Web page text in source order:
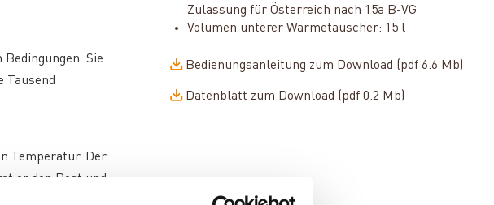
Sie
Tausend
Temperatur. Der
er den Rest und
Zulassung für Österreich nach 15a B-VG
Volumen unterer Wärmetauscher: 15 l
Bedienungsanleitung zum Download (pdf 6.6 Mb)
Datenblatt zum Download (pdf 0.2 Mb)